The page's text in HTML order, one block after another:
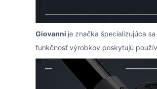
Giovanni je značka špecializujúca
funkčnosť výrobkov poskytujú